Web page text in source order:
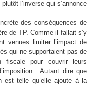
l’inverse qui s’annonce
des conséquences de
de TP. Comme il fallait s’y
venues limiter l’impact de
qui ne supportaient pas de
fiscale pour couvrir leurs
. Autant dire que
est telle qu’elle ajoute à la